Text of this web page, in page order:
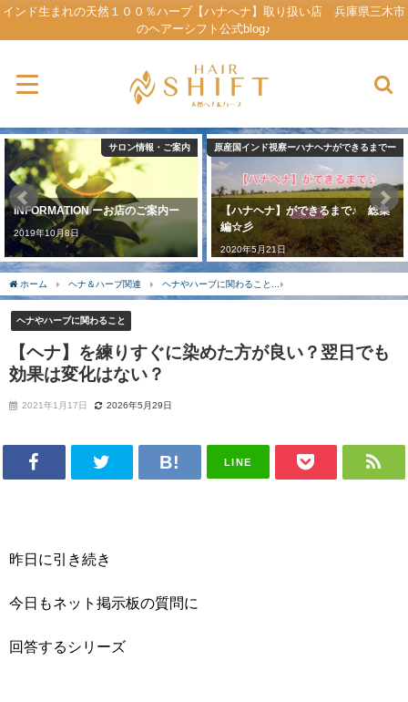
インド生まれの天然１００％ハーブ【ハナへナ】取り扱い店 兵庫県三木市
のヘアーシフト公式blog♪
サロン情報・ご案内
INFORMATION ーお店のご案内ー
2019年10月8日
原産国インド視察ーハナヘナができるまでー
【ハナヘナ】ができるまで♪ 総集
編☆彡
2020年5月21日
ホーム ヘナ＆ハーブ関連 ヘナやハーブに関わること
ヘナやハーブに関わること
【ヘナ】を練りすぐに染めた方が良い？翌日でも
効果は変化はない？
2021年1月17日 2026年5月29日
LINE
昨日に引き続き
今日もネット掲示板の質問に
回答するシリーズ